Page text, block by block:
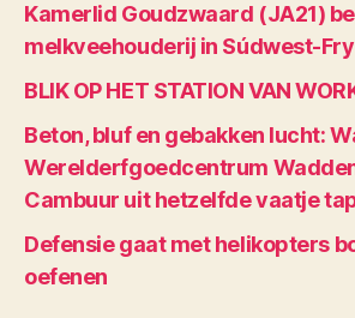
Kamerlid Goudzwaard (JA21)
melkveehouderij in Súdwest-
BLIK OP HET STATION VAN
Beton, bluf en gebakken lucht:
Werelderfgoedcentrum
Cambuur uit hetzelfde vaatje
Defensie gaat met helikopters
oefenen